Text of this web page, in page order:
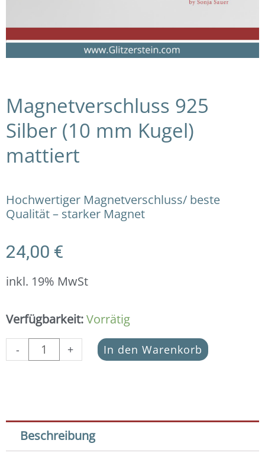
Magnetverschluss 925
Silber (10 mm Kugel)
mattiert
Hochwertiger Magnetverschluss/ beste
Qualität – starker Magnet
24,00 €
inkl. 19% MwSt
Verfügbarkeit:Vorrätig
-
Magnetverschluss
Silber
(10
Menge
+ In den Warenkorb
Beschreibung